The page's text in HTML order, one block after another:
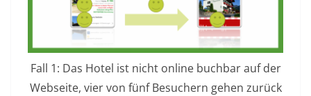
Fall 1: Das Hotel ist nicht online buchbar auf der
Webseite, vier von fünf Besuchern gehen zurück